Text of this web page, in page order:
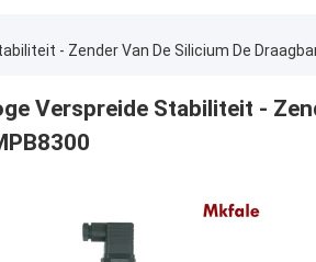
- Zender Van De Silicium De
Verspreide Stabiliteit -